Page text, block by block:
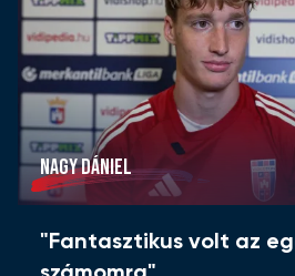
NAGY DÁNIEL
"Fantasztikus volt az